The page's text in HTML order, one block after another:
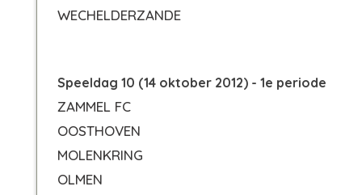
WECHELDERZANDE
Speeldag 10 (14 oktober 2012) - 1e periode
ZAMMEL FC
OOSTHOVEN
MOLENKRING
OLMEN